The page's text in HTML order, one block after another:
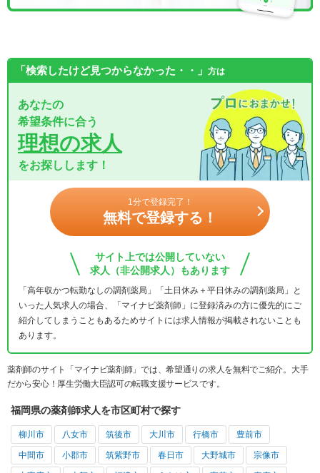
「検索したけど見つからなかった・・」 方は
あなたの
希望条件に合う
理想の求人
をお探しします！
1分で登録完了！
無料で登録する！
サイト上では公開していない
求人（非公開求人）もあります
「高年収かつ転勤なしの調剤薬局」「土日休み＋平日休みの調剤薬局」と
いった人気求人の場合、「マイナビ薬剤師」に登録済みの方に優先的にご
紹介してしまうこともあるためサイトには求人情報が掲載されないことも
あります。
薬剤師のサイト「マイナビ薬剤師」では、希望通りの求人を無料でご紹介。大手
だから安心！厚生労働大臣認可の転職支援サービスです。
福岡県の薬剤師求人を市区町村で探す
柳川市 八女市 筑後市 大川市 行橋市 豊前市
中間市 小郡市 筑紫野市 春日市 大野城市 宗像市